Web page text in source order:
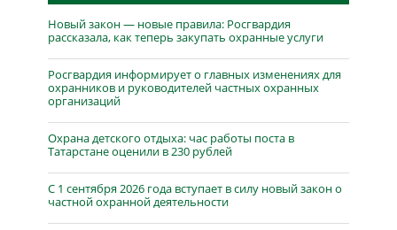
Новый закон — новые правила: Росгвардия
рассказала, как теперь закупать охранные услуги
Росгвардия информирует о главных изменениях для
охранников и руководителей частных охранных
организаций
Охрана детского отдыха: час работы поста в
Татарстане оценили в 230 рублей
С 1 сентября 2026 года вступает в силу новый закон о
частной охранной деятельности